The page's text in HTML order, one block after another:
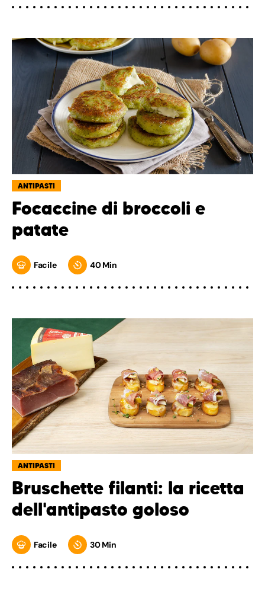
ANTIPASTI
Focaccine di broccoli e
patate
Facile 40 Min
ANTIPASTI
Bruschette filanti: la ricetta
dell'antipasto goloso
Facile 30 Min